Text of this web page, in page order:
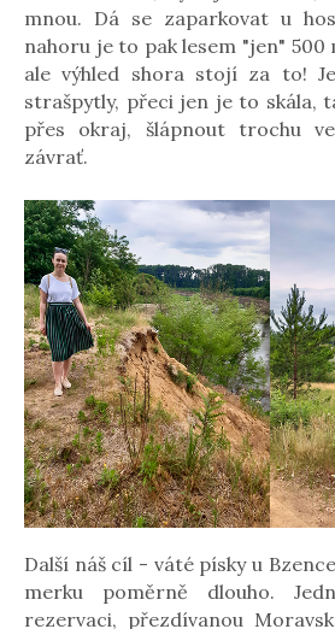
mnou. Dá se zaparkovat u
nahoru je to pak lesem "jen"
ale výhled shora stojí za to!
strašpytly, přeci jen je to skála,
přes okraj, šlápnout trochu
závrať.
Další náš cíl - váté písky u
merku poměrně dlouho.
rezervaci, přezdívanou